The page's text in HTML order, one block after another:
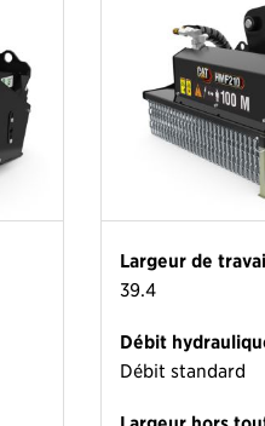
Largeur de
39.4
Débit
Débit standard